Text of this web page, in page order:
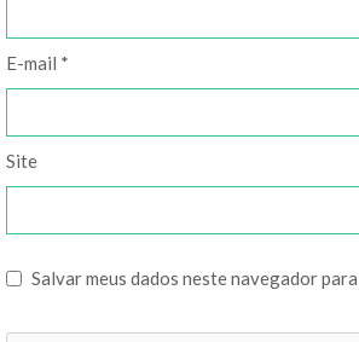
E-mail *
Site
Salvar meus dados neste navegador